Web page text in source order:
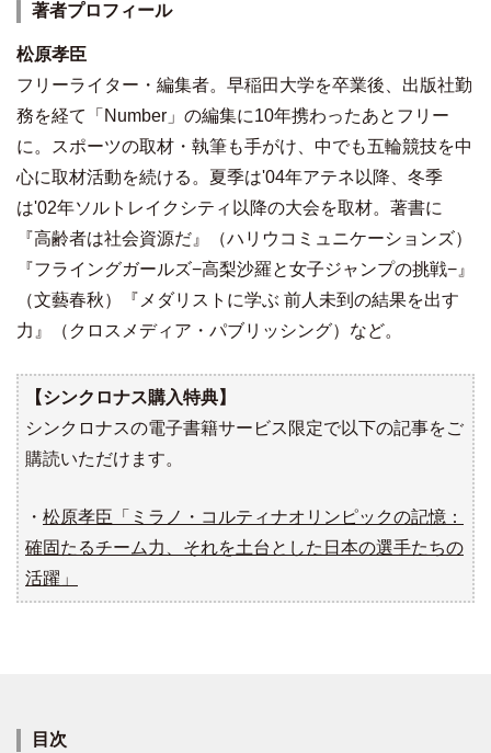
著者プロフィール
松原孝臣
フリーライター・編集者。早稲田大学を卒業後、出版社勤
務を経て「Number」の編集に10年携わったあとフリー
に。スポーツの取材・執筆も手がけ、中でも五輪競技を中
心に取材活動を続ける。夏季は'04年アテネ以降、冬季
は'02年ソルトレイクシティ以降の大会を取材。著書に
『高齢者は社会資源だ』（ハリウコミュニケーションズ）
『フライングガールズ−高梨沙羅と女子ジャンプの挑戦−』
（文藝春秋）『メダリストに学ぶ 前人未到の結果を出す
力』（クロスメディア・パブリッシング）など。
【シンクロナス購入特典】
シンクロナスの電子書籍サービス限定で以下の記事をご
購読いただけます。
・ 松原孝臣「ミラノ・コルティナオリンピックの記憶：
確固たるチーム力、それを土台とした日本の選手たちの
活躍」
目次